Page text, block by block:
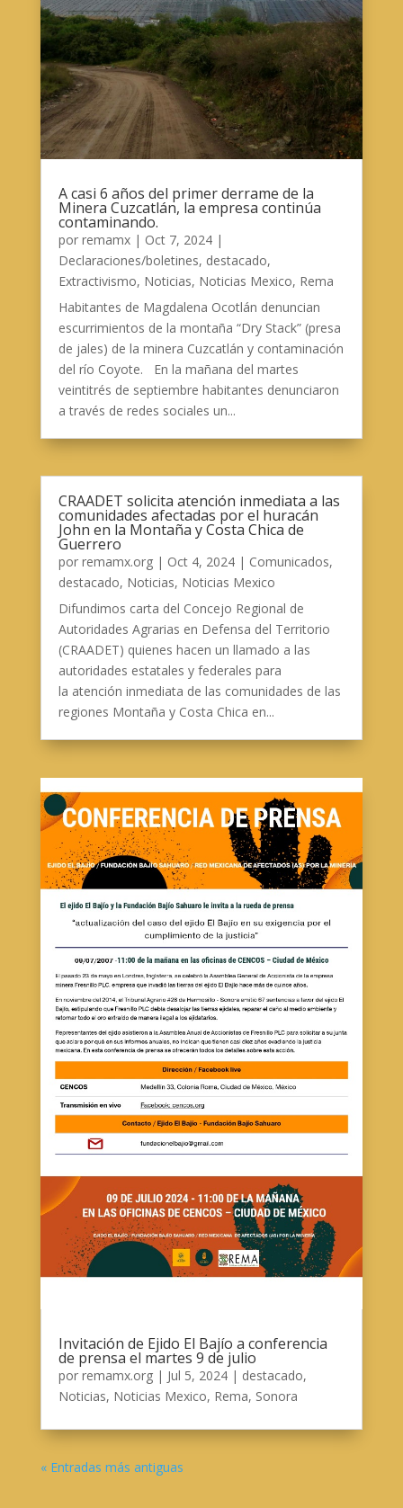
A casi 6 años del primer derrame de la
Minera Cuzcatlán, la empresa continúa
contaminando.
por remamx| Oct 7, 2024|
Declaraciones/boletines, destacado,
Extractivismo, Noticias, Noticias Mexico, Rema
Habitantes de Magdalena Ocotlán denuncian
escurrimientos de la montaña “Dry Stack” (presa
de jales) de la minera Cuzcatlán y contaminación
del río Coyote. En la mañana del martes
veintitrés de septiembre habitantes denunciaron
a través de redes sociales un...
CRAADET solicita atención inmediata a las
comunidades afectadas por el huracán
John en la Montaña y Costa Chica de
Guerrero
por remamx.org| Oct 4, 2024| Comunicados,
destacado, Noticias, Noticias Mexico
Difundimos carta del Concejo Regional de
Autoridades Agrarias en Defensa del Territorio
(CRAADET) quienes hacen un llamado a las
autoridades estatales y federales para
la atención inmediata de las comunidades de las
regiones Montaña y Costa Chica en...
Invitación de Ejido El Bajío a conferencia
de prensa el martes 9 de julio
por remamx.org| Jul 5, 2024| destacado,
Noticias, Noticias Mexico, Rema, Sonora
« Entradas más antiguas